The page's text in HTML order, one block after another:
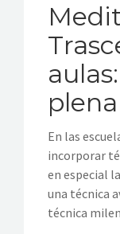
En las
incorporar
en especial
una técnica
técnica